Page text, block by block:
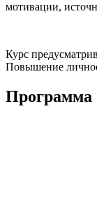
мотивации,
Курс
Повышение
Программа